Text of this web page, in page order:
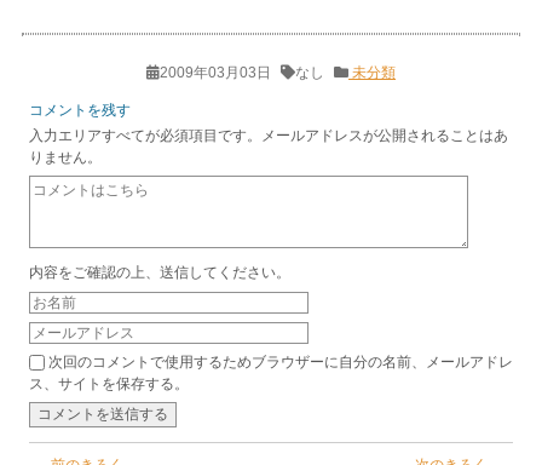
2009年03月03日 なし 未分類
コメントを残す
入力エリアすべてが必須項目です。メールアドレスが公開されることはあ
りません。
内容をご確認の上、送信してください。
次回のコメントで使用するためブラウザーに自分の名前、メールアドレ
ス、サイトを保存する。